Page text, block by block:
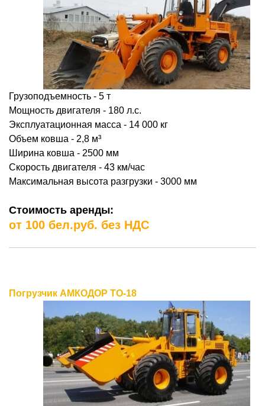
Грузоподъемность - 5 т
Мощность двигателя - 180 л.с.
Эксплуатационная масса - 14 000 кг
Объем ковша - 2,8 м³
Ширина ковша - 2500 мм
Скорость двигателя - 43 км/час
Максимальная высота разгрузки - 3000 мм
Стоимость аренды:
от 100 бел.руб. без НДС
Погрузчик АМКОДОР TO-18